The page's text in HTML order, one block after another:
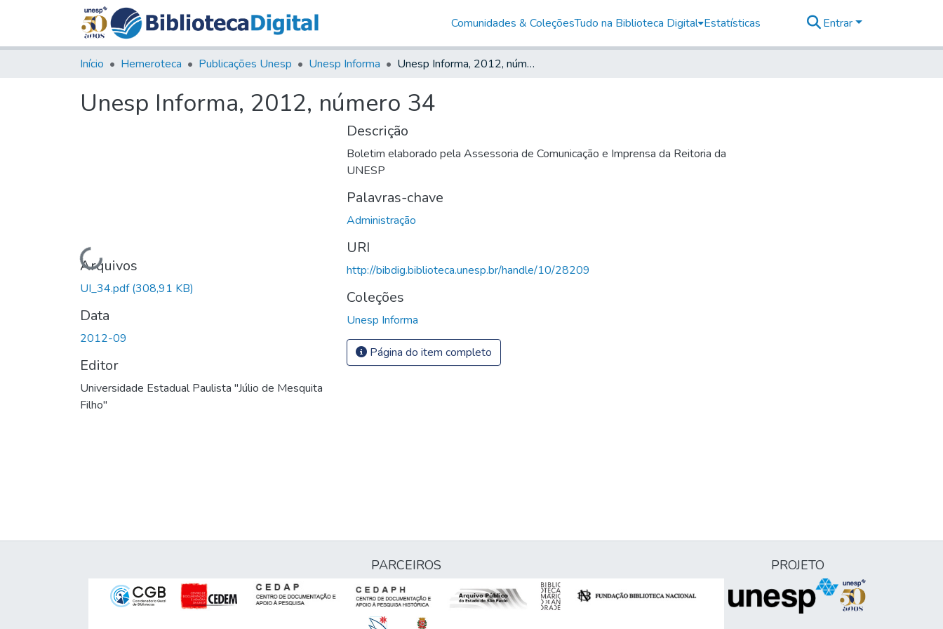
Comunidades & ColeçõesTudo na Biblioteca Digital Estatísticas Entrar
Início Hemeroteca Publicações Unesp Unesp Informa Unesp Informa, 2012, número 34
Unesp Informa, 2012, número 34
Carregando...
Arquivos
UI_34.pdf(308,91 KB)
Data
2012-09
Editor
Universidade Estadual Paulista "Júlio de Mesquita
Filho"
Descrição
Boletim elaborado pela Assessoria de Comunicação e Imprensa da Reitoria da
UNESP
Palavras-chave
Administração
URI
http://bibdig.biblioteca.unesp.br/handle/10/28209
Coleções
Unesp Informa
Página do item completo
PARCEIROS PROJETO